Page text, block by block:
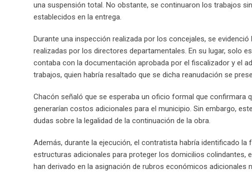
una suspensión total. No obstante, se continuaron los trabajos
establecidos en la entrega.
Durante una inspección realizada por los concejales, se
realizadas por los directores departamentales. En su lugar, solo
contaba con la documentación aprobada por el fiscalizador y el
trabajos, quien habría resaltado que se dicha reanudación se
Chacón señaló que se esperaba un oficio formal que confirmara
generarían costos adicionales para el municipio. Sin embargo,
dudas sobre la legalidad de la continuación de la obra.
Además, durante la ejecución, el contratista habría identificado
estructuras adicionales para proteger los domicilios colindantes,
han derivado en la asignación de rubros económicos adicionales